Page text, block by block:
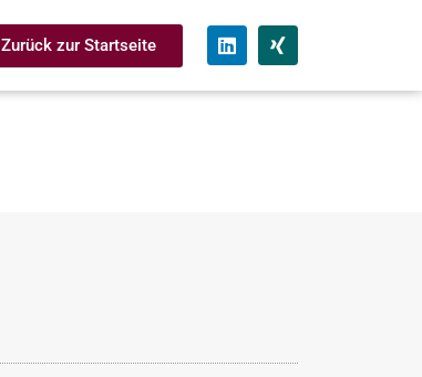
Zurück zur Startseite